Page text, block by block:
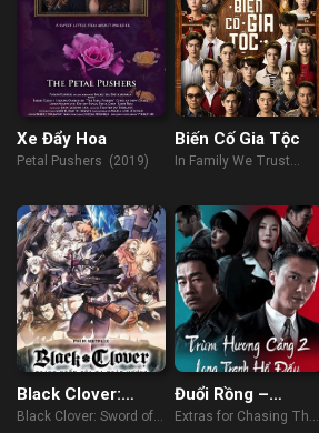
Xe Đẩy Hoa
Petal Pushers (2019)
Biến Cố Gia Tộc
In Family We Trust
Black Clover:
Thanh kiếm của
Black Clover: Sword of
Đuổi Rồng –
Chương Phụ: Nhập
Extras for Chasing The